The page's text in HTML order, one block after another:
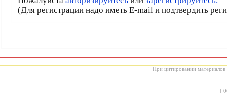
(Для регистрации надо иметь E-mail и подтвердить
При цитировании материалов
[